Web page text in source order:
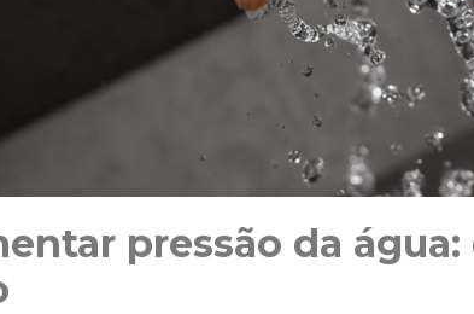
pressão da